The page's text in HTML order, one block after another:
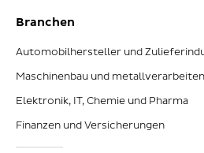
Branchen
Automobilhersteller und
Maschinenbau und
Elektronik, IT, Chemie und Pharma
Finanzen und Versicherungen